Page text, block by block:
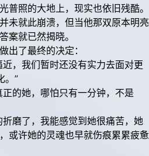
普照的大地上，现实也依旧残酷。
未就此崩溃，但当他那双原本明亮
案就已然揭晓。
出了最终的决定：
，我们暂时还没有实力去面对更
。”
的她，哪怕只有一分钟，不是
磨了，我能感觉到她很痛苦，她
或许她的灵魂也早就伤痕累累疲惫